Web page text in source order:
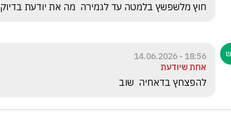
חוץ מלשפשץ בלמטה עד לגמירה  מה את יודעת בדיוק
18:56 - 14.06.2026
אחת שיודעת
להפצחץ בדאחיה  שוב